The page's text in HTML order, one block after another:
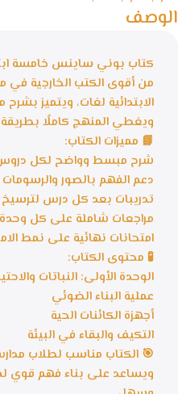
الوصف
الابتدائية لغات، ويتميز
ويغطي المنهج كاملًا
📘 مميزات الكتاب:
شرح مبسط وواضح لكل
دعم الفهم بالصور والرسومات
تدريبات بعد كل درس لترسيخ
مراجعات شاملة على كل وحدة
امتحانات نهائية على نمط
🧪 محتوى الكتاب:
الوحدة الأولى: النباتات
عملية البناء الضوئي
أجهزة الكائنات الحية
التكيف والبقاء في البيئة
🎯 الكتاب مناسب لطلاب
ويساعد على بناء فهم قوي